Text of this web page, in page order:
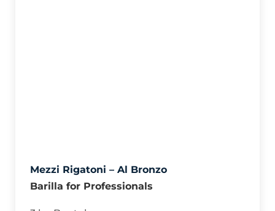
Mezzi Rigatoni – Al Bronzo
Barilla for Professionals